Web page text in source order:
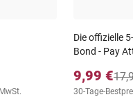
Die offizielle
Bond - Pay
9,99 €
30-Tage-